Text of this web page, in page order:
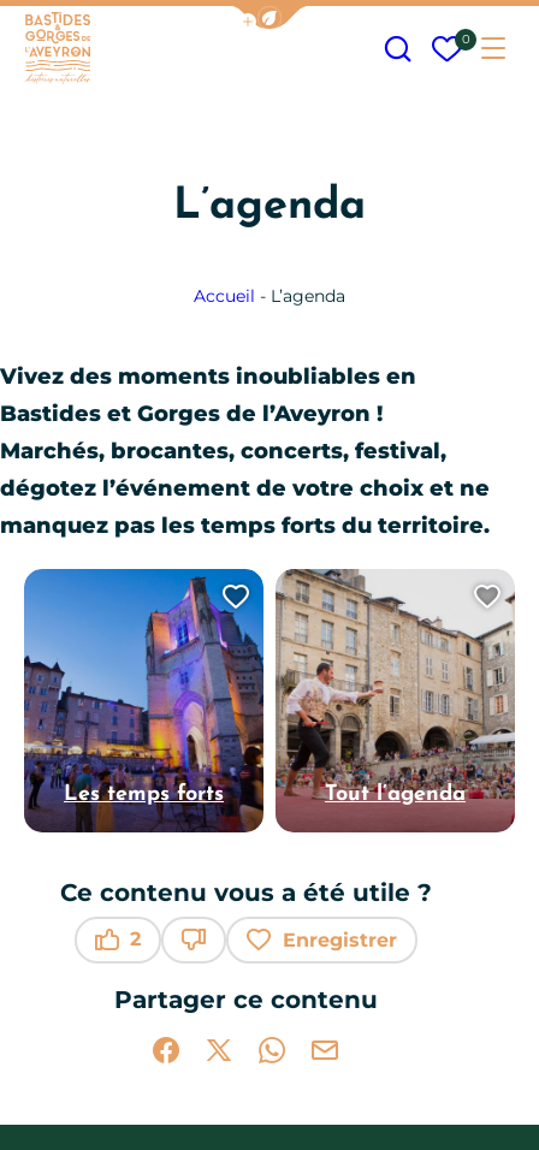
Afficher la barre de navigation
Mes
0
L’agenda
Accueil - L’agenda
Vivez des moments inoubliables en
Bastides et Gorges de l’Aveyron !
Marchés, brocantes, concerts, festival,
dégotez l’événement de votre choix et ne
manquez pas les temps forts du territoire.
Les temps forts
Ajouter cette page au
Tout l’agenda
Ce contenu vous a été utile ?
2
Enregistrer
Partager ce contenu
Partager sur Facebook (nouvelle
Partager sur X / Twitter (nouvelle
Partager sur WhatsApp
Partager par mail